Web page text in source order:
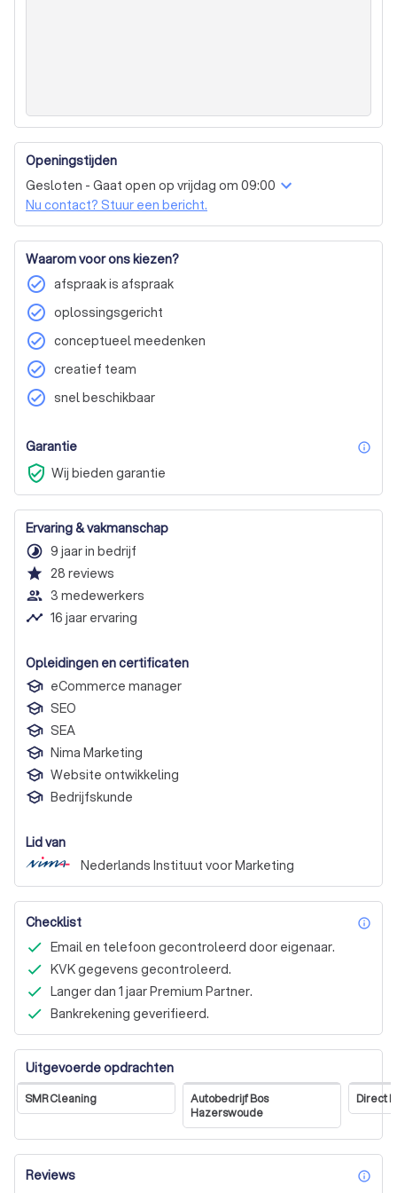
Openingstijden
Gesloten - Gaat open op vrijdag om 09:00
Nu contact? Stuur een bericht.
Waarom voor ons kiezen?
check_circle afspraak is afspraak
check_circle oplossingsgericht
check_circle conceptueel meedenken
check_circle creatief team
check_circle snel beschikbaar
Garantie
verified_user Wij bieden garantie
Ervaring & vakmanschap
timelapse 9 jaar in bedrijf
star 28 reviews
people_outline 3 medewerkers
timeline 16 jaar ervaring
Opleidingen en certificaten
eCommerce manager
SEO
SEA
Nima Marketing
Website ontwikkeling
Bedrijfskunde
Lid van
Nederlands Instituut voor Marketing
Checklist
Email en telefoon gecontroleerd door eigenaar.
KVK gegevens gecontroleerd.
Langer dan 1 jaar Premium Partner.
Bankrekening geverifieerd.
Uitgevoerde opdrachten
SMR Cleaning
Autobedrijf Bos
Hazerswoude
Direct
Reviews